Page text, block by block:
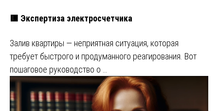
🟥 Экспертиза электросчетчика
Залив квартиры — неприятная ситуация, которая
требует быстрого и продуманного реагирования. Вот
пошаговое руководство о …